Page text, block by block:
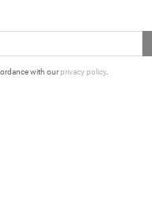
with ourprivacy policy.